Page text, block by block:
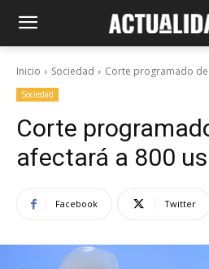
Inicio Sociedad Corte programado de
Sociedad
Corte
afectará a 800
Facebook Twitter